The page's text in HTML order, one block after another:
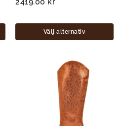
Välj alternativ